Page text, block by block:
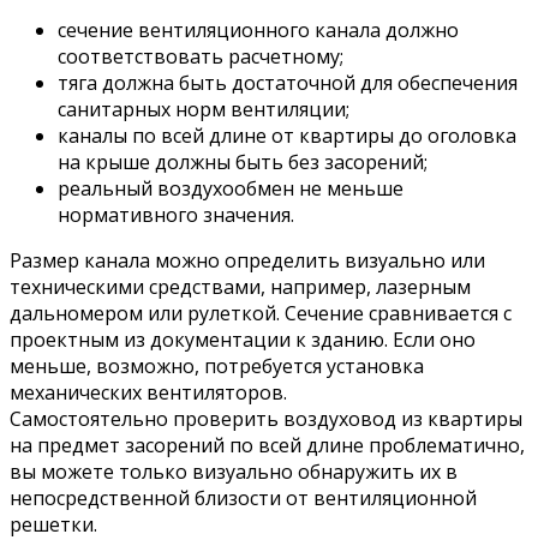
сечение вентиляционного канала должно
соответствовать расчетному;
тяга должна быть достаточной для обеспечения
санитарных норм вентиляции;
каналы по всей длине от квартиры до оголовка
на крыше должны быть без засорений;
реальный воздухообмен не меньше
нормативного значения.
Размер канала можно определить визуально или
техническими средствами, например, лазерным
дальномером или рулеткой. Сечение сравнивается с
проектным из документации к зданию. Если оно
меньше, возможно, потребуется установка
механических вентиляторов.
Самостоятельно проверить воздуховод из квартиры
на предмет засорений по всей длине проблематично,
вы можете только визуально обнаружить их в
непосредственной близости от вентиляционной
решетки.